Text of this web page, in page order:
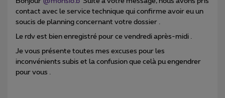
contact avec le service technique qui confirme avoir eu un
soucis de planning concernant votre dossier .
Le rdv est bien enregistré pour ce vendredi après-midi .
Je vous présente toutes mes excuses pour les
inconvénients subis et la confusion que celà pu engendrer
pour vous .